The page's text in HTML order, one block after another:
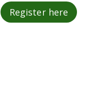
Register here